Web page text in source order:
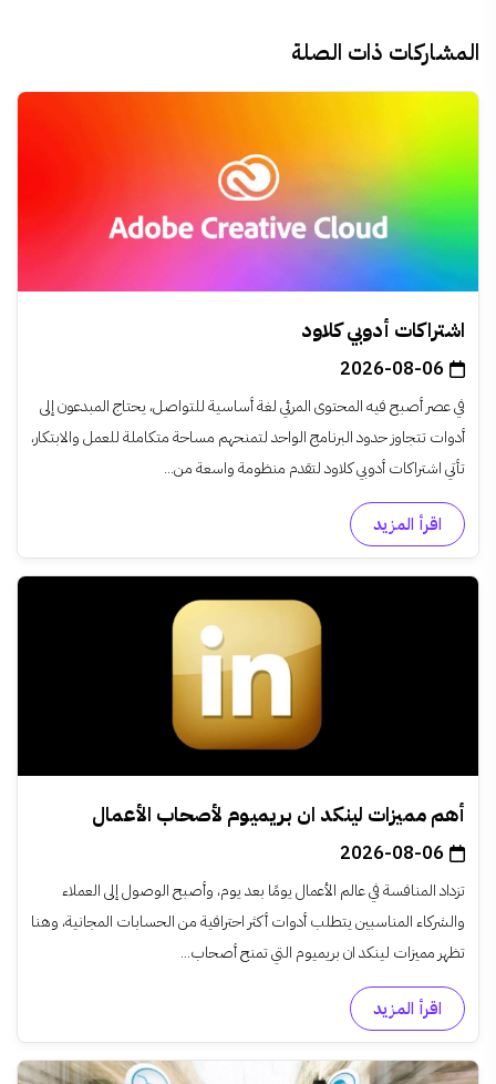
المشاركات ذات الصلة
اشتراكات أدوبي كلاود
2026-08-06
في عصر أصبح فيه المحتوى المرئي لغة أساسية للتواصل، يحتاج المبدعون إلى
أدوات تتجاوز حدود البرنامج الواحد لتمنحهم مساحة متكاملة للعمل والابتكار،
تأتي اشتراكات أدوبي كلاود لتقدم منظومة واسعة من...
اقرأ المزيد
أهم مميزات لينكد ان بريميوم لأصحاب الأعمال
2026-08-06
تزداد المنافسة في عالم الأعمال يومًا بعد يوم، وأصبح الوصول إلى العملاء
والشركاء المناسبين يتطلب أدوات أكثر احترافية من الحسابات المجانية، وهنا
تظهر مميزات لينكد ان بريميوم التي تمنح أصحاب...
اقرأ المزيد